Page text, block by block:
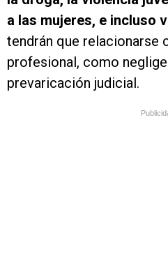
a las mujeres, e incluso
tendrán que relacionarse
profesional, como
prevaricación judicial.